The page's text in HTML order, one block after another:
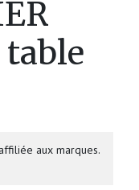
table
aux marques.